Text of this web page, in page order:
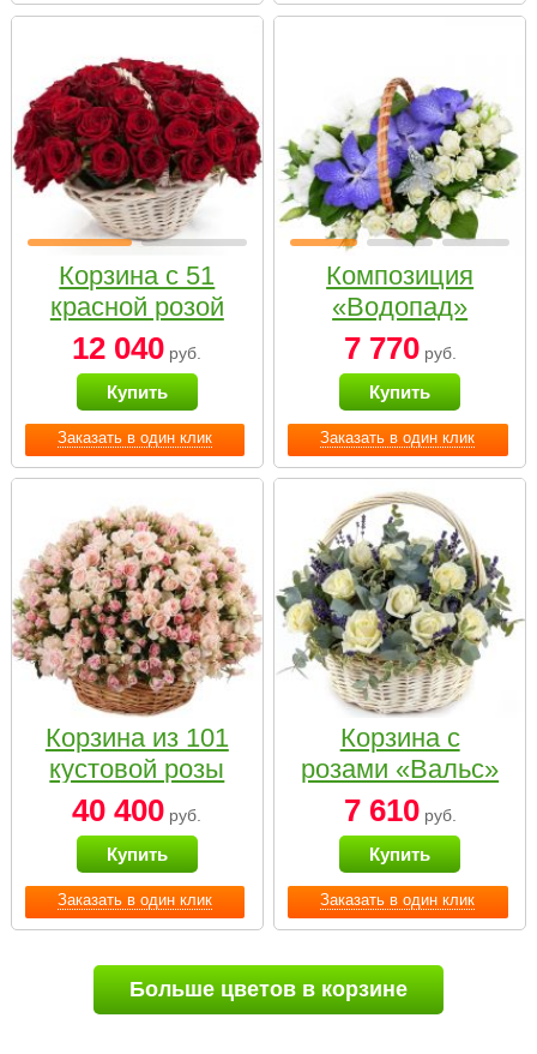
Заказать в один клик
Корзина с 51
красной розой
12 040 руб.
Купить
Заказать в один клик
Композиция
«Водопад»
7 770руб.
Купить
Заказать в один клик
Корзина из 101
кустовой розы
нежных тонов
40 400 руб.
Купить
Заказать в один клик
Корзина с
розами «Вальс»
7 610руб.
Купить
Больше цветов в корзине